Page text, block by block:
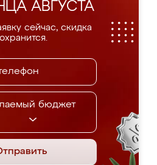
АВГУСТА
сейчас, скидка
бюджет